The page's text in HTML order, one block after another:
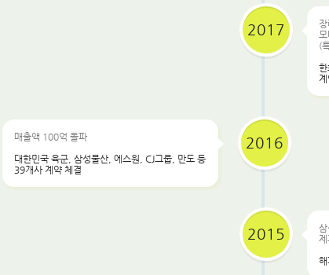
2017
모
(
2016
매출액 100억 돌파
대한민국 육군, 삼성물산, 에스원, CJ그룹, 만도 등
39개사 계약 체결
2015
해